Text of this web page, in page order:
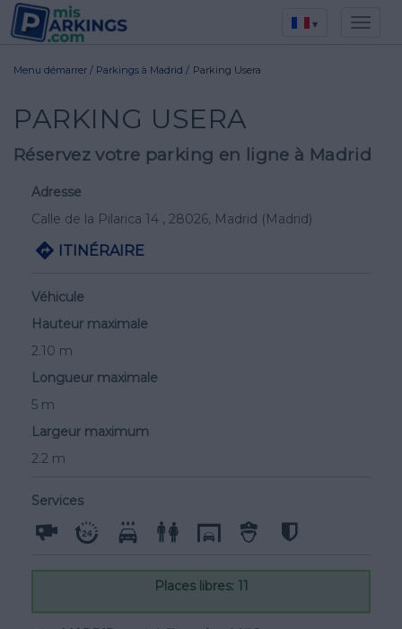
▾
Menu démarrer / Parkings à Madrid / Parking Usera
PARKING USERA
Réservez votre parking en ligne à Madrid
Adresse
Calle de la Pilarica 14 , 28026, Madrid (Madrid)
ITINÉRAIRE
Véhicule
Hauteur maximale
2.10 m
Longueur maximale
5 m
Largeur maximum
2.2 m
Services
Places libres: 11